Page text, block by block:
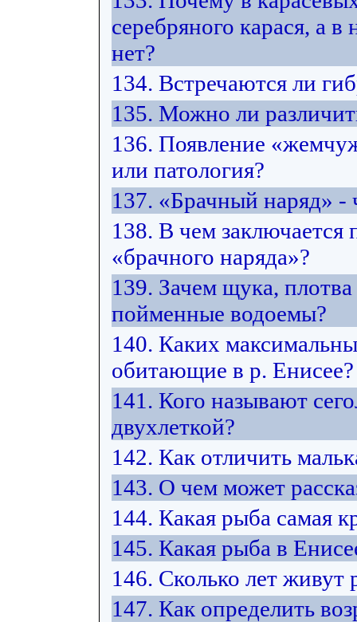
серебряного карася, а
нет?
134. Встречаются ли
135. Можно ли
136. Появление
или патология?
137. «Брачный наряд» -
138. В чем заключается
«брачного наряда»?
139. Зачем щука,
пойменные водоемы?
140. Каких
обитающие в р. Енисее?
141. Кого называют
двухлеткой?
142. Как отличить
143. О чем может
144. Какая рыба самая
145. Какая рыба в
146. Сколько лет живут
147. Как определить